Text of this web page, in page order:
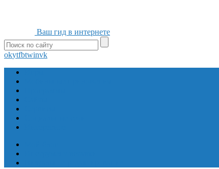
Ваш гид в интернете
okytfbtwinvk